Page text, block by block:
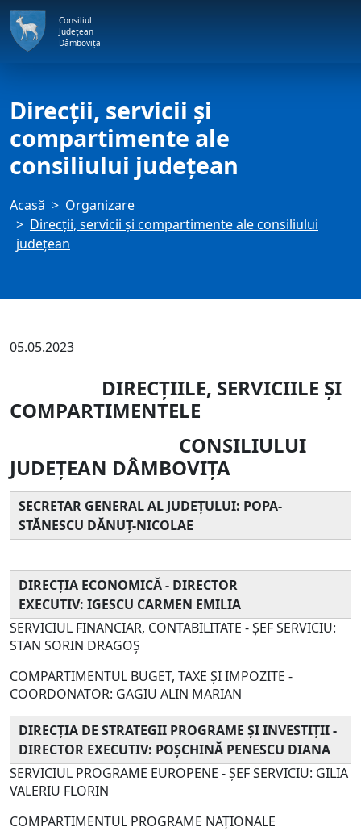
Consiliul
Județean
Dâmbovița
Direcţii, servicii şi
compartimente ale
consiliului judeţean
Acasă
Organizare
Direcţii, servicii şi compartimente ale consiliului
judeţean
05.05.2023
DIRECŢIILE, SERVICIILE ȘI
COMPARTIMENTELE
CONSILIULUI
JUDEŢEAN DÂMBOVIȚA
SECRETAR GENERAL AL JUDEŢULUI: POPA-
STĂNESCU DĂNUȚ-NICOLAE
DIRECŢIA ECONOMICĂ - DIRECTOR
EXECUTIV: IGESCU CARMEN EMILIA
SERVICIUL FINANCIAR, CONTABILITATE - ŞEF SERVICIU:
STAN SORIN DRAGOȘ
COMPARTIMENTUL BUGET, TAXE ȘI IMPOZITE -
COORDONATOR: GAGIU ALIN MARIAN
DIRECŢIA DE STRATEGII PROGRAME ȘI INVESTIȚII -
DIRECTOR EXECUTIV: POȘCHINĂ PENESCU DIANA
SERVICIUL PROGRAME EUROPENE - ȘEF SERVICIU: GILIA
VALERIU FLORIN
COMPARTIMENTUL PROGRAME NAȚIONALE